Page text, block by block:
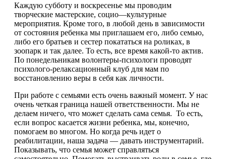
Каждую субботу и воскресенье мы проводим
творческие мастерские, социо—культурные
мероприятия. Кроме того, в любой день в зависимости
от состояния ребенка мы приглашаем его, либо семью,
либо его братьев и сестер покататься на роликах, в
зоопарк и так далее. То есть, все время какой-то актив.
По понедельникам волонтеры-психологи проводят
психолого-релаксационный клуб для мам по
восстановлению веры в себя как личности.
При работе с семьями есть очень важный момент. У нас
очень четкая граница нашей ответственности. Мы не
делаем ничего, что может сделать сама семья. То есть,
если вопрос касается жизни ребенка, мы, конечно,
помогаем во многом. Но когда речь идет о
реабилитации, наша задача — давать инструментарий.
Показывать, что семья может справляться